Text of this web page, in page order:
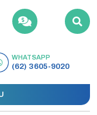
BUSCAR
WHATSAPP
(62) 3605-9020